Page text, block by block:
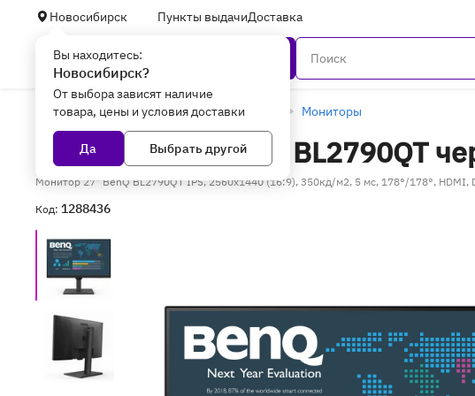
Новосибирск Пункты выдачиДоставка
Вы находитесь:
Новосибирск?
От выбора зависят наличие
товара, цены и условия доставки
Да Выбрать другой
Главная Периферийное оборудование Мониторы
Монитор 27" BenQ BL2790QT
Монитор 27" BenQ BL2790QT IPS, 2560x1440 (16:9), 350кд/м2, 5 мс, 178°/178°, HDMI,
Код: 1288436